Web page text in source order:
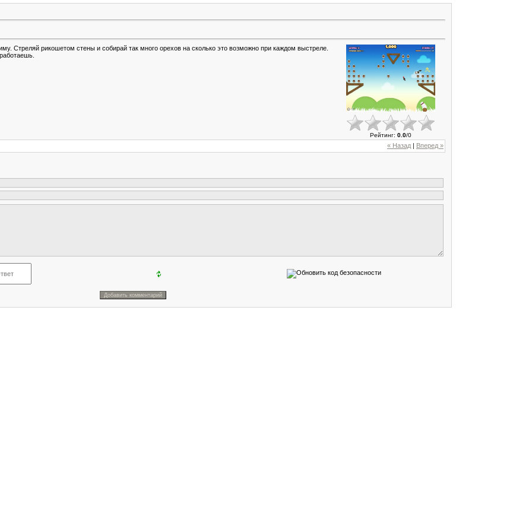
Стреляй рикошетом стены и собирай так много орехов на сколько это возможно при каждом выстреле.
Рейтинг: 0.0/0
« Назад Вперед »